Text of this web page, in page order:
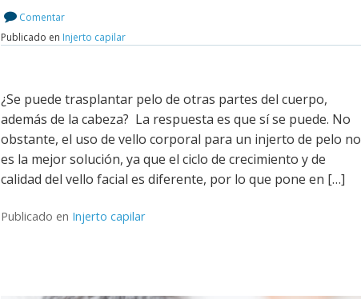
Comentar
Publicado en Injerto capilar
¿Se puede trasplantar pelo de otras partes del cuerpo,
además de la cabeza? La respuesta es que sí se puede. No
obstante, el uso de vello corporal para un injerto de pelo no
es la mejor solución, ya que el ciclo de crecimiento y de
calidad del vello facial es diferente, por lo que pone en […]
Publicado en Injerto capilar